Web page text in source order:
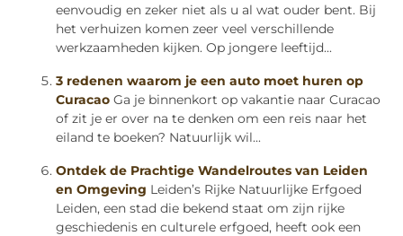
eenvoudig en zeker niet als u al wat ouder bent. Bij
het verhuizen komen zeer veel verschillende
werkzaamheden kijken. Op jongere leeftijd...
3 redenen waarom je een auto moet huren op
Curacao Ga je binnenkort op vakantie naar Curacao
of zit je er over na te denken om een reis naar het
eiland te boeken? Natuurlijk wil...
Ontdek de Prachtige Wandelroutes van Leiden
en Omgeving Leiden’s Rijke Natuurlijke Erfgoed
Leiden, een stad die bekend staat om zijn rijke
geschiedenis en culturele erfgoed, heeft ook een